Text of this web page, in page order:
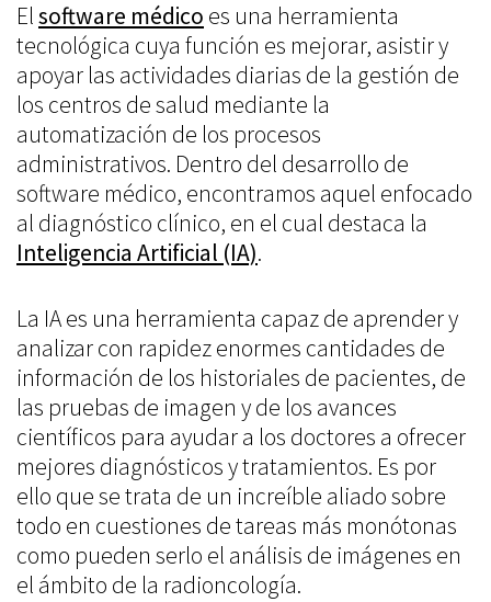
Elsoftware médico es una herramienta
tecnológica cuya función es mejorar, asistir y
apoyar las actividades diarias de la gestión de
los centros de salud mediante la
automatización de los procesos
administrativos. Dentro del desarrollo de
software médico, encontramos aquel enfocado
al diagnóstico clínico, en el cual destaca la
Inteligencia Artificial (IA).
La IA es una herramienta capaz de aprender y
analizar con rapidez enormes cantidades de
información de los historiales de pacientes, de
las pruebas de imagen y de los avances
científicos para ayudar a los doctores a ofrecer
mejores diagnósticos y tratamientos. Es por
ello que se trata de un increíble aliado sobre
todo en cuestiones de tareas más monótonas
como pueden serlo el análisis de imágenes en
el ámbito de la radioncología.